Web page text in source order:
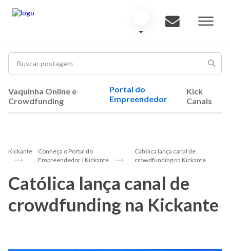
Vaquinha Online e
Crowdfunding
Portal do
Empreendedor
Kick
Canais
Kickante
Conheça o Portal do
Empreendedor | Kickante
Católica lança canal de
crowdfunding na Kickante
Católica lança canal de
crowdfunding na Kickante